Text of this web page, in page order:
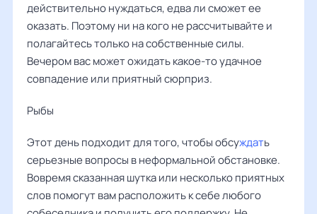
действительно нуждаться, едва ли сможет ее
оказать. Поэтому ни на кого не рассчитывайте и
полагайтесь только на собственные силы.
Вечером вас может ожидать какое-то удачное
совпадение или приятный сюрприз.
Рыбы
Этот день подходит для того, чтобы обсуждать
серьезные вопросы в неформальной обстановке.
Вовремя сказанная шутка или несколько приятных
слов помогут вам расположить к себе любого